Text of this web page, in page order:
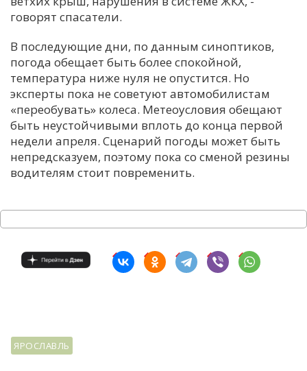
М
Н
Х
Ч
Я
говорят спасатели.
В последующие дни, по данным синоптиков,
погода обещает быть более спокойной,
температура ниже нуля не опустится. Но
эксперты пока не советуют автомобилистам
«переобувать» колеса. Метеоусловия обещают
быть неустойчивыми вплоть до конца первой
недели апреля. Сценарий погоды может быть
непредсказуем, поэтому пока со сменой резины
водителям стоит повременить.
ЯРОСЛАВЛЬ